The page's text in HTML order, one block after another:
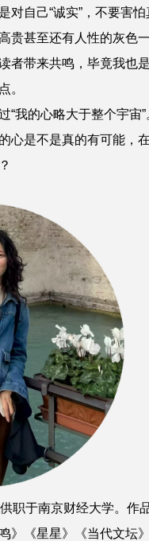
对自己“诚实”，不要害怕
贵甚至还有人性的灰色
者带来共鸣，毕竟我也
。
“我的心略大于整个宇宙”
心是不是真的有可能，
职于南京财经大学。作
》《星星》《当代文坛